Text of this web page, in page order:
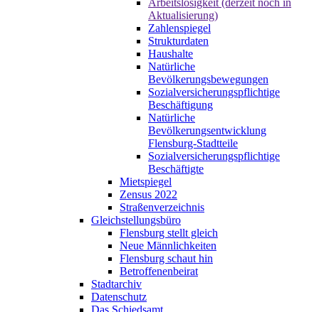
Arbeitslosigkeit (derzeit noch in
Aktualisierung)
Zahlenspiegel
Strukturdaten
Haushalte
Natürliche
Bevölkerungsbewegungen
Sozialversicherungspflichtige
Beschäftigung
Natürliche
Bevölkerungsentwicklung
Flensburg-Stadtteile
Sozialversicherungspflichtige
Beschäftigte
Mietspiegel
Zensus 2022
Straßenverzeichnis
Gleichstellungsbüro
Flensburg stellt gleich
Neue Männlichkeiten
Flensburg schaut hin
Betroffenenbeirat
Stadtarchiv
Datenschutz
Das Schiedsamt